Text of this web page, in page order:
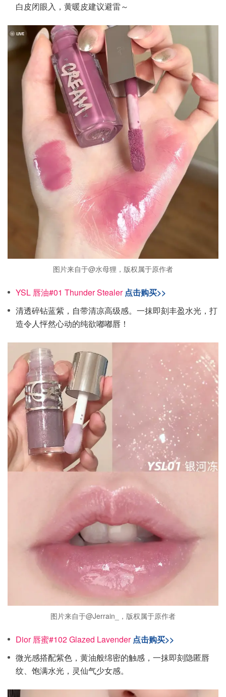
白皮闭眼入，黄暖皮建议避雷～
图片来自于@水母狸，版权属于原作者
YSL 唇油#01 Thunder Stealer 点击购买>>
清透碎钻蓝紫，自带清凉高级感。一抹即刻丰盈水光，打
造令人怦然心动的纯欲嘟嘟唇！
图片来自于@Jerrain_，版权属于原作者
Dior 唇蜜#102 Glazed Lavender 点击购买>>
微光感搭配紫色，黄油般绵密的触感，一抹即刻隐匿唇
纹、饱满水光，灵仙气少女感。